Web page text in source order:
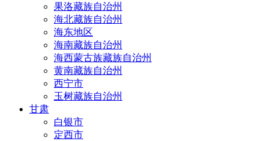
果洛藏族自治州
海北藏族自治州
海东地区
海南藏族自治州
海西蒙古族藏族自治州
黄南藏族自治州
西宁市
玉树藏族自治州
甘肃
白银市
定西市